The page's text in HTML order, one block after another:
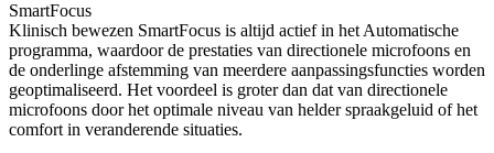
SmartFocus
Klinisch bewezen SmartFocus is altijd actief in het Automatische
programma, waardoor de prestaties van directionele microfoons en
de onderlinge afstemming van meerdere aanpassingsfuncties worden
geoptimaliseerd. Het voordeel is groter dan dat van directionele
microfoons door het optimale niveau van helder spraakgeluid of het
comfort in veranderende situaties.